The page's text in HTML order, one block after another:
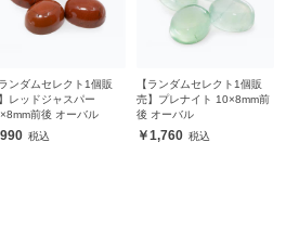
ランダムセレクト1個販
レッドジャスパー
前後 オーバル
990
【ランダムセレクト1個販
売】プレナイト 10×8mm前
後 オーバル
1,760